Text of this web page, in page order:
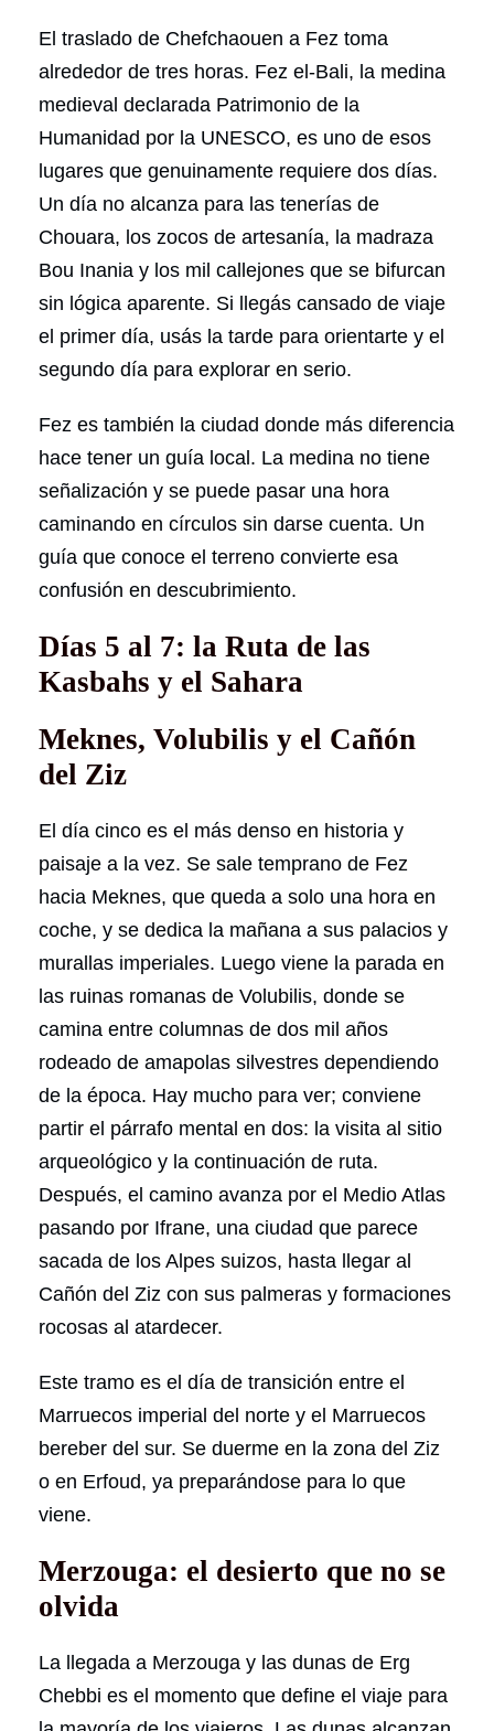
El traslado de Chefchaouen a Fez toma
alrededor de tres horas. Fez el-Bali, la medina
medieval declarada Patrimonio de la
Humanidad por la UNESCO, es uno de esos
lugares que genuinamente requiere dos días.
Un día no alcanza para las tenerías de
Chouara, los zocos de artesanía, la madraza
Bou Inania y los mil callejones que se bifurcan
sin lógica aparente. Si llegás cansado de viaje
el primer día, usás la tarde para orientarte y el
segundo día para explorar en serio.
Fez es también la ciudad donde más diferencia
hace tener un guía local. La medina no tiene
señalización y se puede pasar una hora
caminando en círculos sin darse cuenta. Un
guía que conoce el terreno convierte esa
confusión en descubrimiento.
Días 5 al 7: la Ruta de las
Kasbahs y el Sahara
Meknes, Volubilis y el Cañón
del Ziz
El día cinco es el más denso en historia y
paisaje a la vez. Se sale temprano de Fez
hacia Meknes, que queda a solo una hora en
coche, y se dedica la mañana a sus palacios y
murallas imperiales. Luego viene la parada en
las ruinas romanas de Volubilis, donde se
camina entre columnas de dos mil años
rodeado de amapolas silvestres dependiendo
de la época. Hay mucho para ver; conviene
partir el párrafo mental en dos: la visita al sitio
arqueológico y la continuación de ruta.
Después, el camino avanza por el Medio Atlas
pasando por Ifrane, una ciudad que parece
sacada de los Alpes suizos, hasta llegar al
Cañón del Ziz con sus palmeras y formaciones
rocosas al atardecer.
Este tramo es el día de transición entre el
Marruecos imperial del norte y el Marruecos
bereber del sur. Se duerme en la zona del Ziz
o en Erfoud, ya preparándose para lo que
viene.
Merzouga: el desierto que no se
olvida
La llegada a Merzouga y las dunas de Erg
Chebbi es el momento que define el viaje para